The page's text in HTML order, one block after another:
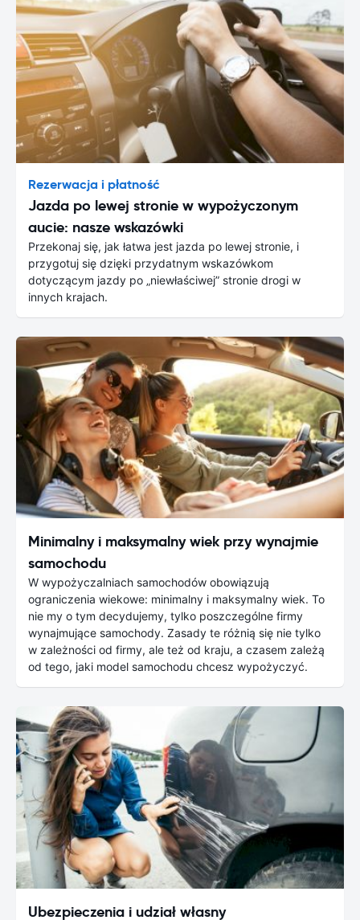
Rezerwacja i płatność
Jazda po lewej stronie w wypożyczonym
aucie: nasze wskazówki
Przekonaj się, jak łatwa jest jazda po lewej stronie, i
przygotuj się dzięki przydatnym wskazówkom
dotyczącym jazdy po „niewłaściwej” stronie drogi w
innych krajach.
Minimalny i maksymalny wiek przy wynajmie
samochodu
W wypożyczalniach samochodów obowiązują
ograniczenia wiekowe: minimalny i maksymalny wiek. To
nie my o tym decydujemy, tylko poszczególne firmy
wynajmujące samochody. Zasady te różnią się nie tylko
w zależności od firmy, ale też od kraju, a czasem zależą
od tego, jaki model samochodu chcesz wypożyczyć.
Ubezpieczenia i udział własny